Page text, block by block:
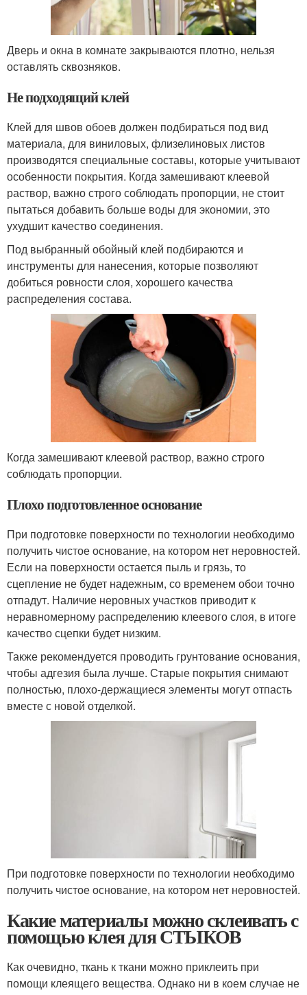
Дверь и окна в комнате закрываются плотно, нельзя
оставлять сквозняков.
Не подходящий клей
Клей для швов обоев должен подбираться под вид
материала, для виниловых, флизелиновых листов
производятся специальные составы, которые учитывают
особенности покрытия. Когда замешивают клеевой
раствор, важно строго соблюдать пропорции, не стоит
пытаться добавить больше воды для экономии, это
ухудшит качество соединения.
Под выбранный обойный клей подбираются и
инструменты для нанесения, которые позволяют
добиться ровности слоя, хорошего качества
распределения состава.
Когда замешивают клеевой раствор, важно строго
соблюдать пропорции.
Плохо подготовленное основание
При подготовке поверхности по технологии необходимо
получить чистое основание, на котором нет неровностей.
Если на поверхности остается пыль и грязь, то
сцепление не будет надежным, со временем обои точно
отпадут. Наличие неровных участков приводит к
неравномерному распределению клеевого слоя, в итоге
качество сцепки будет низким.
Также рекомендуется проводить грунтование основания,
чтобы адгезия была лучше. Старые покрытия снимают
полностью, плохо-держащиеся элементы могут отпасть
вместе с новой отделкой.
При подготовке поверхности по технологии необходимо
получить чистое основание, на котором нет неровностей.
Какие материалы можно склеивать с
помощью клея для СТЫКОВ
Как очевидно, ткань к ткани можно приклеить при
помощи клеящего вещества. Однако ни в коем случае не